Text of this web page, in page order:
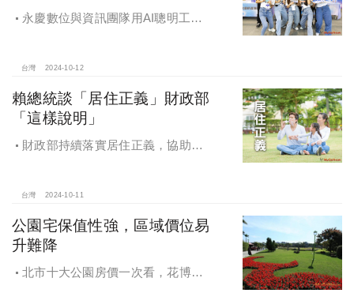
永慶數位與資訊團隊用AI聰明工
灣房產科技發展
台灣 2024-10-12
賴總統談「居住正義」財政部
「這樣說明」
財政部持續落實居住正義，協助經
台灣 2024-10-11
公園宅保值性強，區域價位易
升難降
北市十大公園房價一次看，花博年